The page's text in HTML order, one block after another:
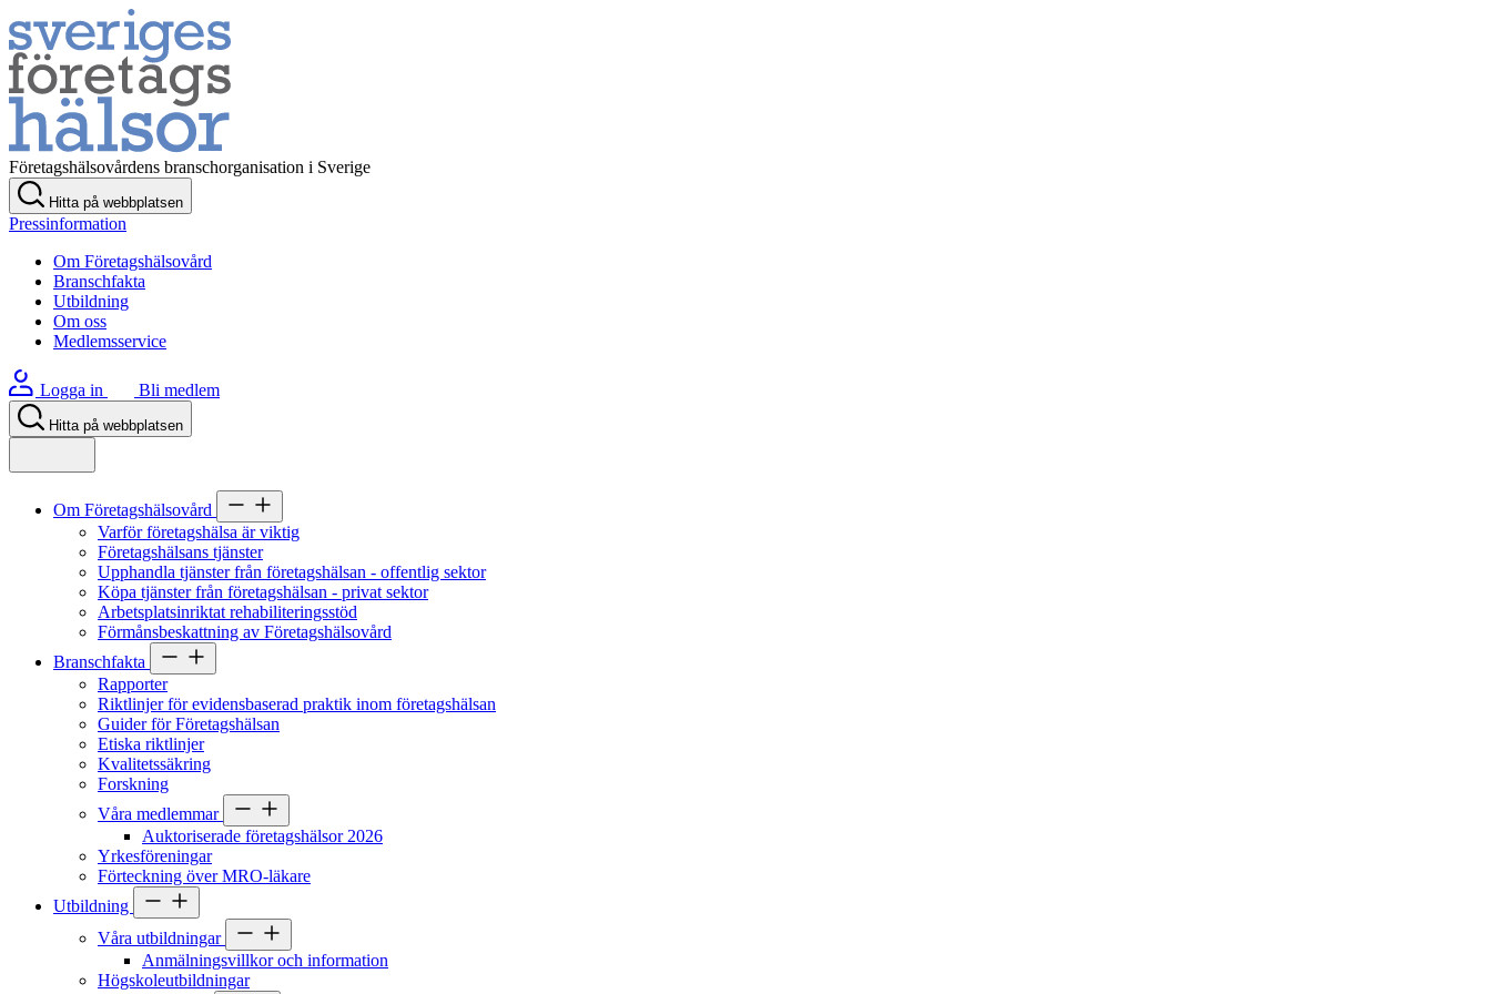
Företagshälsovårdens branschorganisation i Sverige
Hitta på webbplatsen
Pressinformation
Om Företagshälsovård
Branschfakta
Utbildning
Om oss
Medlemsservice
Logga in Bli medlem
Hitta på webbplatsen
Om Företagshälsovård
Varför företagshälsa är viktig
Företagshälsans tjänster
Upphandla tjänster från företagshälsan - offentlig sektor
Köpa tjänster från företagshälsan - privat sektor
Arbetsplatsinriktat rehabiliteringsstöd
Förmånsbeskattning av Företagshälsovård
Branschfakta
Rapporter
Riktlinjer för evidensbaserad praktik inom företagshälsan
Guider för Företagshälsan
Etiska riktlinjer
Kvalitetssäkring
Forskning
Våra medlemmar
Auktoriserade företagshälsor 2026
Yrkesföreningar
Förteckning över MRO-läkare
Utbildning
Våra utbildningar
Anmälningsvillkor och information
Högskoleutbildningar